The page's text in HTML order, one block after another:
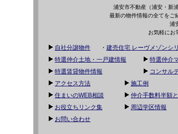
浦安市不動産（浦安・新
最新の物件情報の全てをご
浦
お気軽にお
自社分譲物件 ・ 建売住宅 レーヴメゾンシ
特選仲介土地・一戸建情報
特選仲介
特選賃貸物件情報
コンサル
アクセス方法
施工例
住まいのWEB相談
仲介手数料半額
お役立ちリンク集
周辺学区情報
お問い合わせ